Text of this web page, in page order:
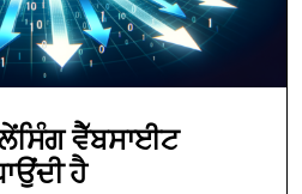
ਵੈੱਬਸਾਈਟ
ਹੈ